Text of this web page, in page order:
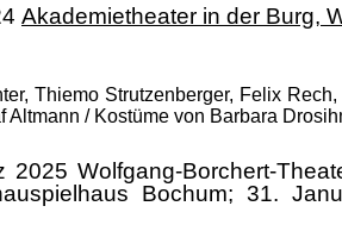
Akademietheater in der Burg,
Thiemo Strutzenberger, Felix
Altmann / Kostüme von Barbara
2025 Wolfgang-Borchert-
Bochum; 31.